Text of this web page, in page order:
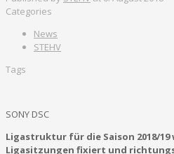
Categories
News
STEHV
Tags
SONY DSC
Ligastruktur für die Saison 2018/19
Ligasitzungen fixiert und